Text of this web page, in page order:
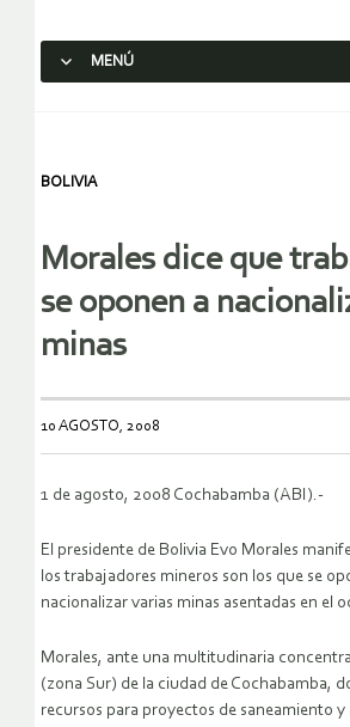
MENÚ
BOLIVIA
Morales dice que
se oponen a
minas
10 AGOSTO, 2008
1 de agosto, 2008 Cochabamba (ABI).-
El presidente de Bolivia Evo Morales
los trabajadores mineros son los que se
nacionalizar varias minas asentadas en el
Morales, ante una multitudinaria
(zona Sur) de la ciudad de Cochabamba,
recursos para proyectos de saneamiento y